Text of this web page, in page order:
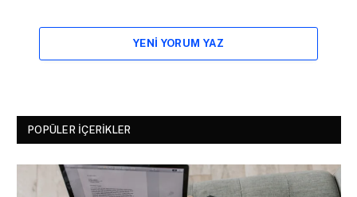
YENI YORUM YAZ
POPÜLER İÇERIKLER